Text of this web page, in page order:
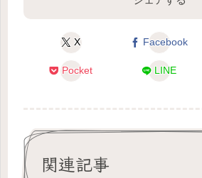
X Facebook
Pocket LINE
関連記事